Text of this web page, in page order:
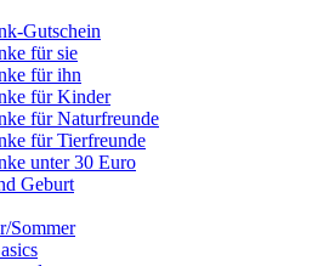
Gutschein
für sie
für ihn
für Kinder
für Naturfreunde
für Tierfreunde
unter 30 Euro
Geburt
Sommer